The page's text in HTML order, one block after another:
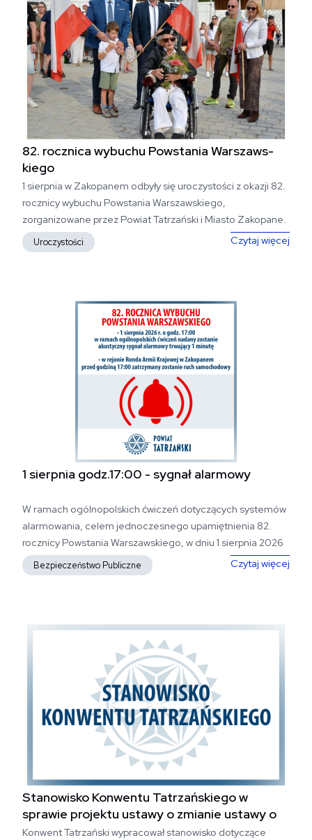
82. rocznica wybuchu Powstania Warszaws­
kiego
1 sierpnia w Zakopanem odbyły się uroczystości z okazji 82.
rocznicy wybuchu Powstania Warszawskiego,
zorganizowane przez Powiat Tatrzański i Miasto Zakopane.
Uroczystości Czytaj więcej
1 sierpnia godz.17:00 -​ sygnał alarmowy
W ramach ogólnopolskich ćwiczeń dotyczących systemów
alarmowania, celem jednoczesnego upamiętnienia 82.
rocznicy Powstania Warszawskiego, w dniu 1 sierpnia 2026
r. o godz. 17.00...
Bezpieczeństwo Publiczne Czytaj więcej
Stanowisko Konwentu Tatrzańs­kiego w
sprawie projektu ustawy o zmianie ustawy o
gos.​.​.​
Konwent Tatrzański wypracował stanowisko dotyczące